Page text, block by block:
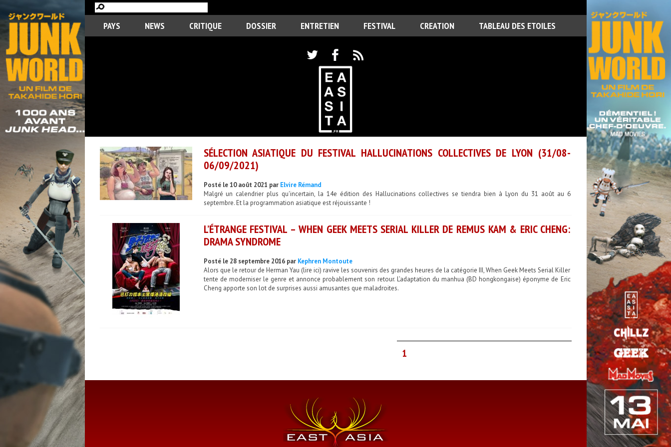
PAYS NEWS CRITIQUE DOSSIER ENTRETIEN FESTIVAL CREATION TABLEAU DES ETOILES
SÉLECTION ASIATIQUE DU FESTIVAL HALLUCINATIONS COLLECTIVES DE LYON (31/08-
06/09/2021)
Posté le 10 août 2021 par Elvire Rémand
Malgré un calendrier plus qu'incertain, la 14e édition des Hallucinations collectives se tiendra bien à Lyon du 31 août au 6
septembre. Et la programmation asiatique est réjouissante !
L’ÉTRANGE FESTIVAL – WHEN GEEK MEETS SERIAL KILLER DE REMUS KAM & ERIC CHENG:
DRAMA SYNDROME
Posté le 28 septembre 2016 par Kephren Montoute
Alors que le retour de Herman Yau (lire ici) ravive les souvenirs des grandes heures de la catégorie III, When Geek Meets Serial Killer
tente de moderniser le genre et annonce probablement son retour. L’adaptation du manhua (BD hongkongaise) éponyme de Eric
Cheng apporte son lot de surprises aussi amusantes que maladroites.
1